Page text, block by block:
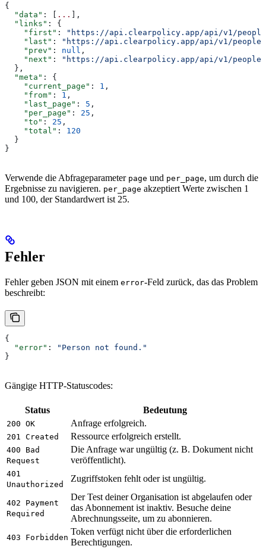
{
  "data"
: [ ...
],
  "links"
: {
    "first"
:
"https://api.clearpolicy.app/api/v1/
    "last"
:
"https://api.clearpolicy.app/api/v1/
    "prev"
: null ,
    "next"
:
"https://api.clearpolicy.app/api/v1/
  },
  "meta"
: {
    "current_page"
: 1 ,
    "from"
: 1 ,
    "last_page"
: 5 ,
    "per_page"
: 25 ,
    "to"
: 25 ,
    "total"
: 120
  }
}
Verwende die Abfrageparameter page und per_page, um durch die
Ergebnisse zu navigieren. per_page akzeptiert Werte zwischen 1
und 100, der Standardwert ist 25.
Fehler
Fehler geben JSON mit einem error-Feld zurück, das das Problem
beschreibt:
{
  "error"
:
"Person not found."
}
Gängige HTTP-Statuscodes:
Status Bedeutung
200 OK Anfrage erfolgreich.
201 Created Ressource erfolgreich erstellt.
400 Bad
Request
Die Anfrage war ungültig (z. B. Dokument nicht
veröffentlicht).
401
Unauthorized
Zugriffstoken fehlt oder ist ungültig.
402 Payment
Required
Der Test deiner Organisation ist abgelaufen oder
das Abonnement ist inaktiv. Besuche deine
Abrechnungsseite, um zu abonnieren.
403 Forbidden
Token verfügt nicht über die erforderlichen
Berechtigungen.